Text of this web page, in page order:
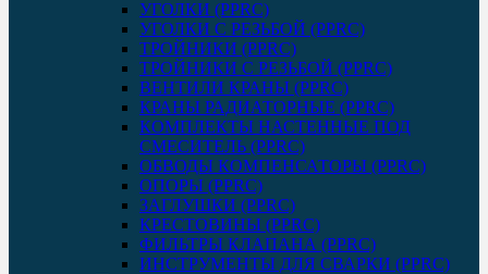
УГОЛКИ (PPRC)
УГОЛКИ С РЕЗЬБОЙ (PPRC)
ТРОЙНИКИ (PPRC)
ТРОЙНИКИ С РЕЗЬБОЙ (PPRC)
ВЕНТИЛИ КРАНЫ (PPRC)
КРАНЫ РАДИАТОРНЫЕ (PPRC)
КОМПЛЕКТЫ НАСТЕННЫЕ ПОД
СМЕСИТЕЛЬ (PPRC)
ОБВОДЫ КОМПЕНСАТОРЫ (PPRC)
ОПОРЫ (PPRC)
ЗАГЛУШКИ (PPRC)
КРЕСТОВИНЫ (PPRC)
ФИЛЬТРЫ КЛАПАНА (PPRC)
ИНСТРУМЕНТЫ ДЛЯ СВАРКИ (PPRC)